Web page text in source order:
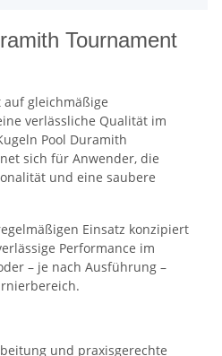
Tournament
gleichmäßige
verlässliche Qualität im
Pool Duramith
sich für Anwender, die
und eine saubere
Einsatz konzipiert
Performance im
– je nach Ausführung –
und praxisgerechte